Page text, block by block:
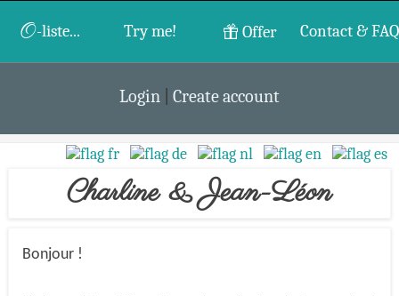
O-liste... Try me! Offer Contact & FAQ
Login Create account
Charline & Jean-Léon
Bonjour !